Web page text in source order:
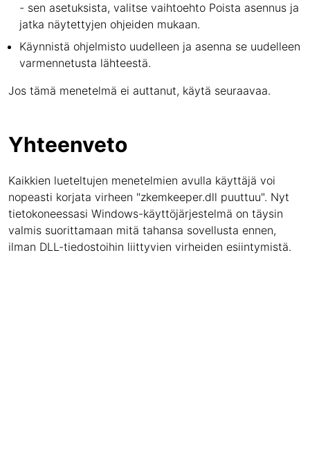
- sen asetuksista, valitse vaihtoehto Poista asennus ja
jatka näytettyjen ohjeiden mukaan.
Käynnistä ohjelmisto uudelleen ja asenna se uudelleen
varmennetusta lähteestä.
Jos tämä menetelmä ei auttanut, käytä seuraavaa.
Yhteenveto
Kaikkien lueteltujen menetelmien avulla käyttäjä voi
nopeasti korjata virheen "zkemkeeper.dll puuttuu". Nyt
tietokoneessasi Windows-käyttöjärjestelmä on täysin
valmis suorittamaan mitä tahansa sovellusta ennen,
ilman DLL-tiedostoihin liittyvien virheiden esiintymistä.